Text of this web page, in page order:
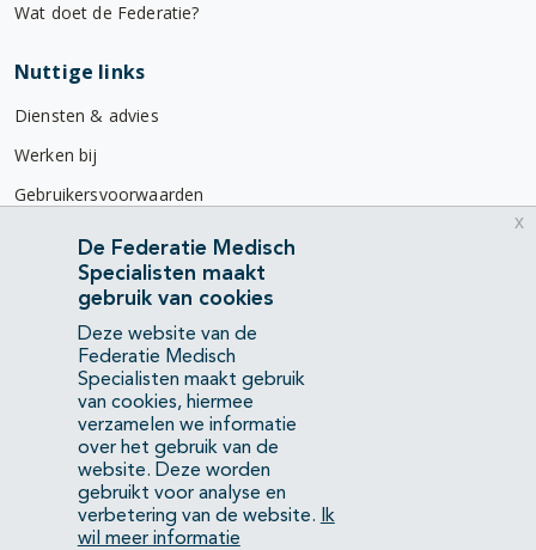
Wat doet de Federatie?
Nuttige links
Diensten & advies
Werken bij
Gebruikersvoorwaarden
Privacyverklaring
Contact
Mercatorlaan 1200
3528 BL Utrecht
(088) 505 34 34
info@richtlijnendatabase.nl
YouTubeLinkedIn
De Federatie Medisch
Specialisten maakt
gebruik van cookies
Deze website van de
Federatie Medisch
Specialisten maakt gebruik
van cookies, hiermee
verzamelen we informatie
over het gebruik van de
website. Deze worden
gebruikt voor analyse en
verbetering van de website.
Ik
wil meer informatie
x